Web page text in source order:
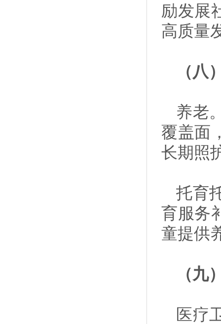
励发展
高质量
（八
养老
覆盖面
长期照
托育
育服务
童提供
（九
医疗